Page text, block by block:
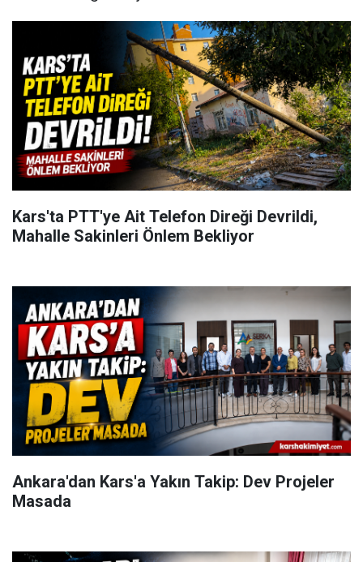
Kars'ta PTT'ye Ait Telefon Direği Devrildi,
Mahalle Sakinleri Önlem Bekliyor
Ankara'dan Kars'a Yakın Takip: Dev Projeler
Masada